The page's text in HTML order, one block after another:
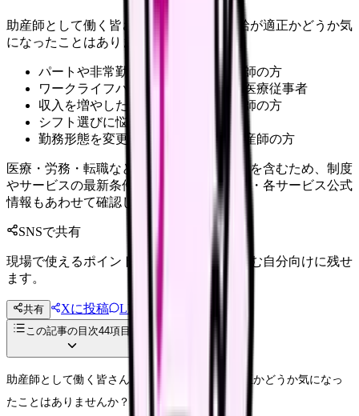
助産師として働く皆さんは、ご自身の時給が適正かどうか気
になったことはありませんか？
パートや非常勤として働きたい助産師の方
ワークライフバランスを重視したい医療従事者
収入を増やしたいと考えている助産師の方
シフト選びに悩んでいる助産師の方
勤務形態を変更しようか検討中の助産師の方
医療・労務・転職など判断に影響する内容を含むため、制度
やサービスの最新条件は公的機関・勤務先・各サービス公式
情報もあわせて確認してください。
SNSで共有
現場で使えるポイントを、同僚やあとで読む自分向けに残せ
ます。
共有 Xに投稿 LINE
投稿文コピー
この記事の目次44項目
助産師として働く皆さんは、ご自身の時給が適正かどうか気になっ
たことはありませんか？